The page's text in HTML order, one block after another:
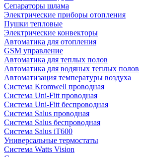
Сепараторы шлама
Электрические приборы отопления
Пушки тепловые
Электрические конвекторы
Автоматика для отопления
GSM управление
Автоматика для теплых полов
Автоматика для водяных теплых полов
Автоматизация температуры воздуха
Система Kromwell проводная
Система Uni-Fitt проводная
Система Uni-Fitt беспроводная
Система Salus проводная
Система Salus беспроводная
Система Salus iT600
Универсальные термостаты
Система Watts Vision